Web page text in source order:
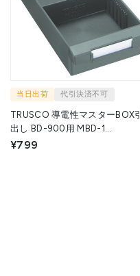
当日出荷 代引決済不可
TRUSCO 導電性マスターBOX引
出し BD-900用 MBD-1
¥799